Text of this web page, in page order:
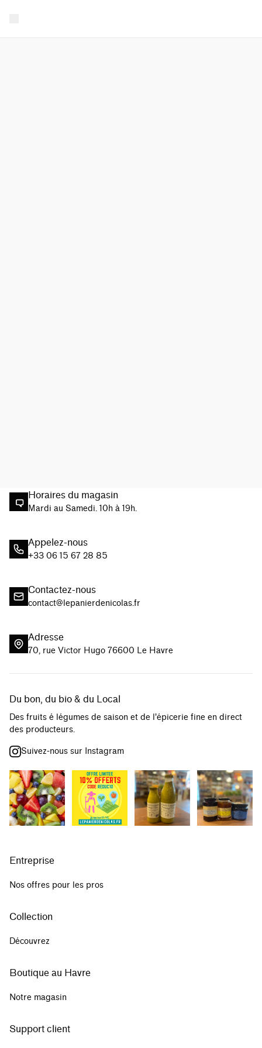
Horaires du magasin
Mardi au Samedi. 10h à 19h.
Appelez-nous
+33 06 15 67 28 85
Contactez-nous
contact@lepanierdenicolas.fr
Adresse
70, rue Victor Hugo 76600 Le Havre
Du bon, du bio & du Local
Des fruits é légumes de saison et de l'épicerie fine en direct
des producteurs.
Suivez-nous sur Instagram
Entreprise
Nos offres pour les pros
Collection
Découvrez
Boutique au Havre
Notre magasin
Support client